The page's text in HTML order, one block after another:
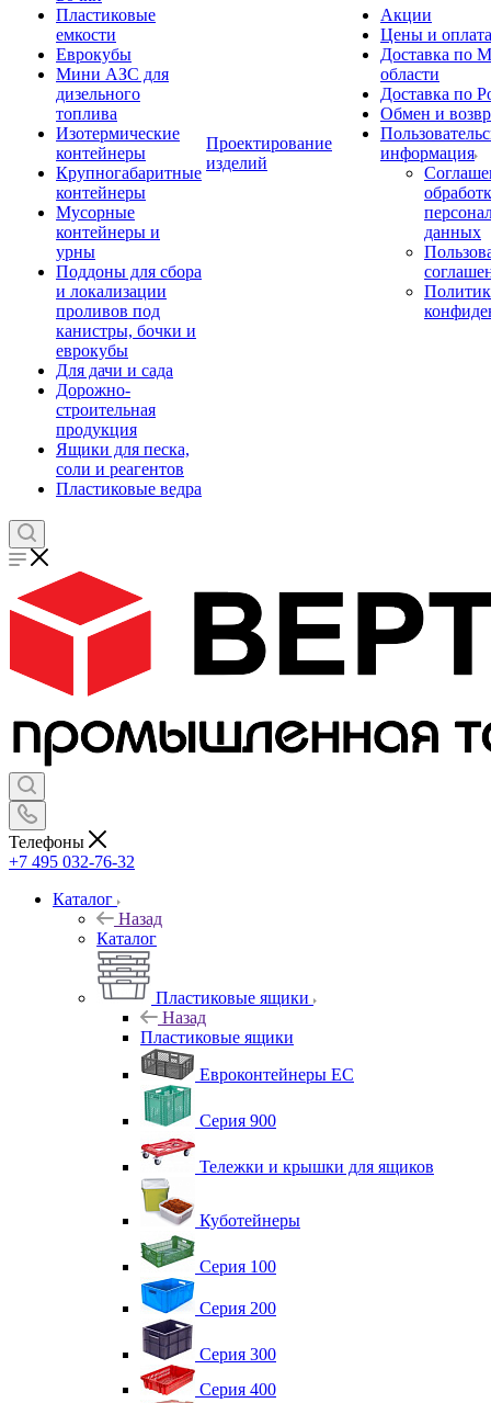
Пластиковые
емкости
Еврокубы
Мини АЗС для
дизельного
топлива
Изотермические
контейнеры
Крупногабаритные
контейнеры
Мусорные
контейнеры и
урны
Поддоны для сбора
и локализации
проливов под
канистры, бочки и
еврокубы
Для дачи и сада
Дорожно-
строительная
продукция
Ящики для песка,
соли и реагентов
Пластиковые ведра
Проектирование
изделий
Акции
Цены и оплата
Доставка по
области
Доставка по
Обмен и
информация
данных
Телефоны
+7 495 032-76-32
Каталог
Назад
Каталог
Пластиковые ящики
Назад
Пластиковые ящики
Евроконтейнеры ЕС
Серия 900
Тележки и крышки для ящиков
Куботейнеры
Серия 100
Серия 200
Серия 300
Серия 400